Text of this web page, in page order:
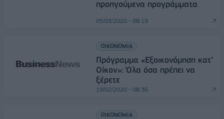
προηγούμενα προγράμματα
05/03/2020 - 08:19
ΟΙΚΟΝΟΜΙΑ
Πρόγραμμα «Εξοικονόμηση κατ’
Οίκον»: Όλα όσα πρέπει να
ξέρετε
19/02/2020 - 08:36
ΟΙΚΟΝΟΜΙΑ